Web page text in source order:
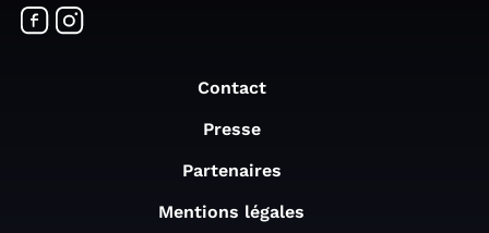
Contact
Presse
Partenaires
Mentions légales